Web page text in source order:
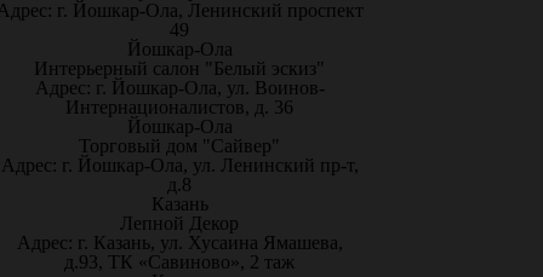
г. Йошкар-Ола, Ленинский проспект
49
Йошкар-Ола
Интерьерный салон "Белый эскиз"
Адрес: г. Йошкар-Ола, ул. Воинов-
Интернационалистов, д. 36
Йошкар-Ола
Торговый дом "Сайвер"
Адрес: г. Йошкар-Ола, ул. Ленинский пр-т,
д.8
Казань
Лепной Декор
Адрес: г. Казань, ул. Хусаина Ямашева,
д.93, ТК «Савиново», 2 таж